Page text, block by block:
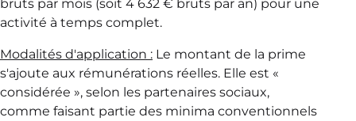
bruts par mois (soit 4 632 € bruts par an) pour une
activité à temps complet.
Modalités d'application : Le montant de la prime
s'ajoute aux rémunérations réelles. Elle est «
considérée », selon les partenaires sociaux,
comme faisant partie des minima conventionnels